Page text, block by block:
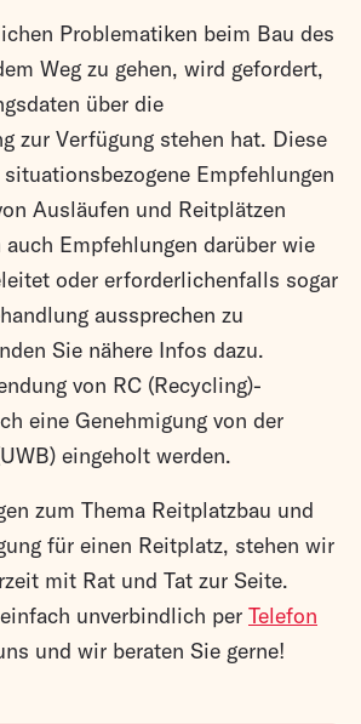
Problematiken beim Bau des
Weg zu gehen, wird gefordert,
über die
zur Verfügung stehen hat. Diese
Empfehlungen
Ausläufen und Reitplätzen
auch Empfehlungen darüber wie
oder erforderlichenfalls sogar
aussprechen zu
Sie nähere Infos dazu.
von RC (Recycling)-
eine Genehmigung von der
eingeholt werden.
zum Thema Reitplatzbau und
für einen Reitplatz, stehen wir
mit Rat und Tat zur Seite.
unverbindlich per Telefon
und wir beraten Sie gerne!